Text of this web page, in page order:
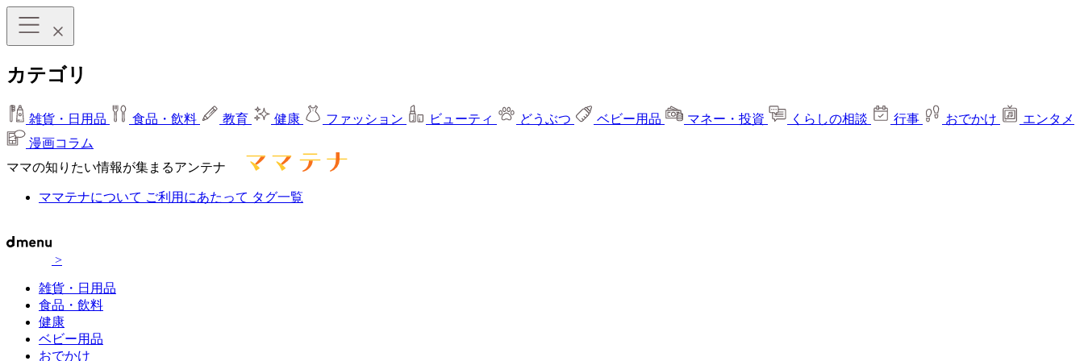
カテゴリ
雑貨・日用品 食品・飲料 教育 健康 ファッション ビューティ どうぶつ ベビー用品 マネー・投資 くらしの相談 行事 おでかけ
エンタメ
漫画コラム
ママの知りたい情報が集まるアンテナ
ママテナについて ご利用にあたって タグ一覧
>
雑貨・日用品
食品・飲料
健康
ベビー用品
おでかけ